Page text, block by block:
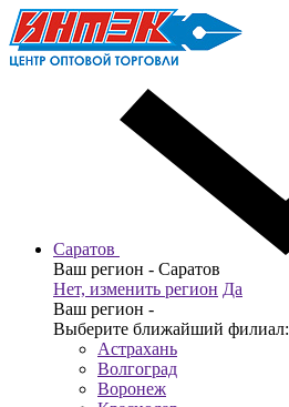
Саратов
Ваш регион - Саратов
Нет, изменить регион Да
Ваш регион -
Выберите ближайший филиал:
Астрахань
Волгоград
Воронеж